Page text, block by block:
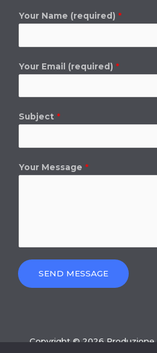
Your Name (required) *
Your Email (required) *
Subject *
Your Message *
SEND MESSAGE
Copyright © 2026 Produzione